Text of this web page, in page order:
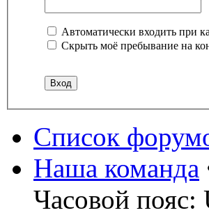
Автоматически входить при
Скрыть моё пребывание на
Список
Наша команда
Часовой пояс: